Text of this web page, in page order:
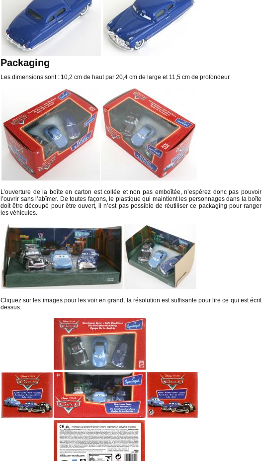
Packaging
Les dimensions sont : 10,2 cm de haut par 20,4 cm de large et 11,5 cm de profondeur.
L’ouverture de la boîte en carton est collée et non pas emboîtée, n’espérez donc pas pouvoir
l’ouvrir sans l’abîmer. De toutes façons, le plastique qui maintient les personnages dans la boîte
doit être découpé pour être ouvert, il n’est pas possible de réutiliser ce packaging pour ranger
les véhicules.
Cliquez sur les images pour les voir en grand, la résolution est suffisante pour lire ce qui est écrit
dessus.